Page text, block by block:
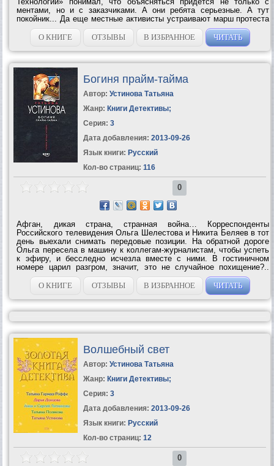
ментами, но и с заказчиками. А они ребята серьезные. А тут
покойник... Да еще местные активисты устраивают марш протеста
против стройки торжища якобы на святом месте... Но милиция
установила, что Муркин...
О КНИГЕ ОТЗЫВЫ В ИЗБРАННОЕ ЧИТАТЬ
Богиня прайм-тайма
Автор: Устинова Татьяна
Жанр: Книги Детективы;
Серия: 3
Дата добавления: 2013-09-26
Язык книги: Русский
Кол-во страниц: 116
0
Афган, дикая страна, странная война… Корреспонденты
Российского телевидения Ольга Шелестова и Никита Беляев в тот
день выехали снимать передовые позиции. На обратной дороге
Ольга пересела в машину к коллегам-журналистам, чтобы успеть
к эфиру, и бесследно исчезла вместе с ними. В гостиничном
номере царил разгром, значит, это не случайное похищение?..
Беляев вернулся в Москву один. Коллеги смотрели косо: как
случилось, что он уцелел?...
О КНИГЕ ОТЗЫВЫ В ИЗБРАННОЕ ЧИТАТЬ
Волшебный свет
Автор: Устинова Татьяна
Жанр: Книги Детективы;
Серия: 3
Дата добавления: 2013-09-26
Язык книги: Русский
Кол-во страниц: 12
0